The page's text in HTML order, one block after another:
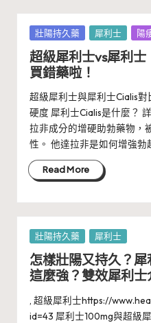
Posted
in
壯陽持久藥 犀利士 陽
超級犀利士vs犀利
買錯藥啦！
超級犀利士與犀利士Cialis
硬度 犀利士Cialis是什麼？
拉非成分的增硬助勃藥物，
性。 他達拉非是如何增強勃
Read More
Posted
in
壯陽持久藥 犀利士
怎樣壯陽又持久？
這麼強？雙效犀利士
, 超級犀利士https://
id=43 犀利士100mg與超級